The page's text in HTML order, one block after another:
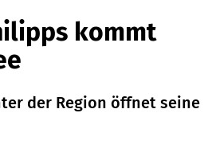
kommt
der Region öffnet seine